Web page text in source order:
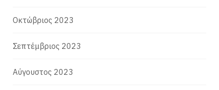
Οκτώβριος 2023
Σεπτέμβριος 2023
Αύγουστος 2023